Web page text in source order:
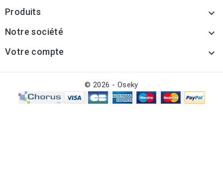
Produits 
Notre société 
Votre compte 
© 2026 - Oseky